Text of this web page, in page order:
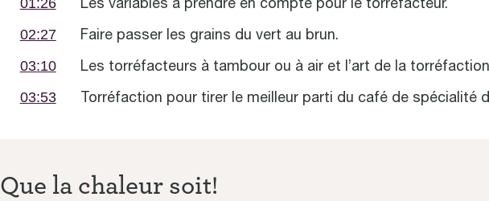
01:26
02:27 Faire passer les grains du vert au brun.
03:10 Les torréfacteurs à tambour ou à air et l’art de la
03:53 Torréfaction pour tirer le meilleur parti du café de spécialité
Que la chaleur soit!